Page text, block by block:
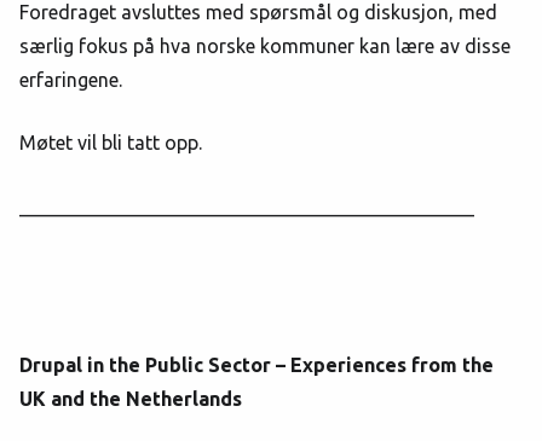
Foredraget avsluttes med spørsmål og diskusjon, med
særlig fokus på hva norske kommuner kan lære av disse
erfaringene.
Møtet vil bli tatt opp.
Drupal in the Public Sector – Experiences from the
UK and the Netherlands